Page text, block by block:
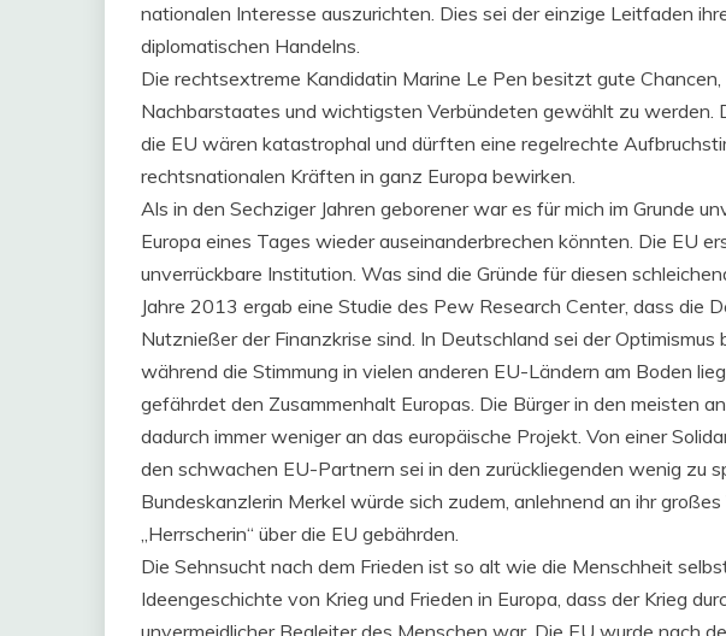
nationalen Interesse auszurichten. Dies sei der einzige Leitfaden
diplomatischen Handelns.
Die rechtsextreme Kandidatin Marine Le Pen besitzt gute
Nachbarstaates und wichtigsten Verbündeten gewählt zu werden.
die EU wären katastrophal und dürften eine regelrechte
rechtsnationalen Kräften in ganz Europa bewirken.
Als in den Sechziger Jahren geborener war es für mich im Grunde
Europa eines Tages wieder auseinanderbrechen könnten. Die EU
unverrückbare Institution. Was sind die Gründe für diesen
Jahre 2013 ergab eine Studie des Pew Research Center, dass die
Nutznießer der Finanzkrise sind. In Deutschland sei der Optimismus
während die Stimmung in vielen anderen EU-Ländern am Boden
gefährdet den Zusammenhalt Europas. Die Bürger in den meisten
dadurch immer weniger an das europäische Projekt. Von einer
den schwachen EU-Partnern sei in den zurückliegenden wenig zu
Bundeskanzlerin Merkel würde sich zudem, anlehnend an ihr
„Herrscherin“ über die EU gebährden.
Die Sehnsucht nach dem Frieden ist so alt wie die Menschheit
Ideengeschichte von Krieg und Frieden in Europa, dass der Krieg
unvermeidlicher Begleiter des Menschen war. Die EU wurde nach